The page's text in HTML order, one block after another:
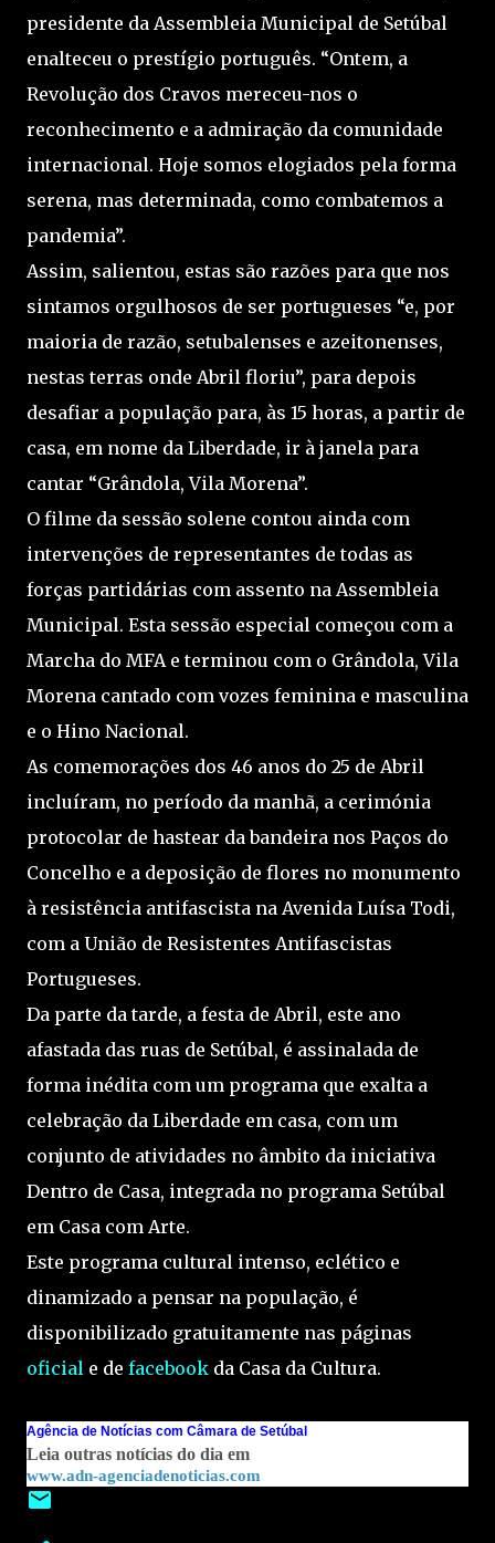
presidente da Assembleia Municipal de Setúbal
enalteceu o prestígio português. “Ontem, a
Revolução dos Cravos mereceu-nos o
reconhecimento e a admiração da comunidade
internacional. Hoje somos elogiados pela forma
serena, mas determinada, como combatemos a
pandemia”.
Assim, salientou, estas são razões para que nos
sintamos orgulhosos de ser portugueses “e, por
maioria de razão, setubalenses e azeitonenses,
nestas terras onde Abril floriu”, para depois
desafiar a população para, às 15 horas, a partir de
casa, em nome da Liberdade, ir à janela para
cantar “Grândola, Vila Morena”.
O filme da sessão solene contou ainda com
intervenções de representantes de todas as
forças partidárias com assento na Assembleia
Municipal. Esta sessão especial começou com a
Marcha do MFA e terminou com o Grândola, Vila
Morena cantado com vozes feminina e masculina
e o Hino Nacional.
As comemorações dos 46 anos do 25 de Abril
incluíram, no período da manhã, a cerimónia
protocolar de hastear da bandeira nos Paços do
Concelho e a deposição de flores no monumento
à resistência antifascista na Avenida Luísa Todi,
com a União de Resistentes Antifascistas
Portugueses.
Da parte da tarde, a festa de Abril, este ano
afastada das ruas de Setúbal, é assinalada de
forma inédita com um programa que exalta a
celebração da Liberdade em casa, com um
conjunto de atividades no âmbito da iniciativa
Dentro de Casa, integrada no programa Setúbal
em Casa com Arte.
Este programa cultural intenso, eclético e
dinamizado a pensar na população, é
disponibilizado gratuitamente nas páginas
oficial e de facebook da Casa da Cultura.
Agência de Notícias com Câmara de Setúbal
Leia outras notícias do dia em
www.adn-agenciadenoticias.com